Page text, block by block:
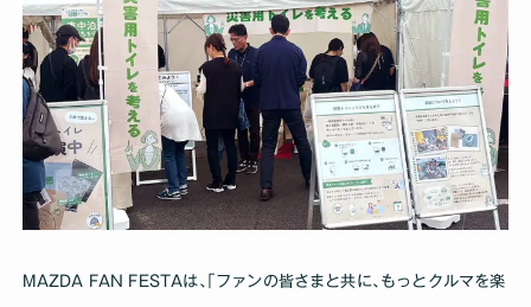
MAZDA FAN FESTAは､｢ファンの皆さまと共に､もっとクルマを楽